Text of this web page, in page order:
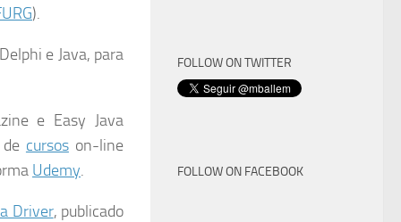
).
e Java, para
e Easy Java
cursoson-line
Udemy.
Driver, publicado
FOLLOW ON TWITTER
FOLLOW ON FACEBOOK